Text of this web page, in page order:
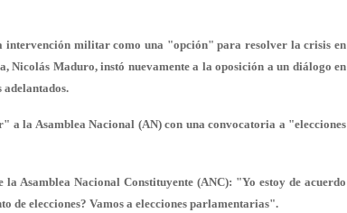
intervención militar como una "opción" para resolver la crisis en
Nicolás Maduro, instó nuevamente a la oposición a un diálogo en
a la Asamblea Nacional (AN) con una convocatoria a "elecciones
Asamblea Nacional Constituyente (ANC): "Yo estoy de acuerdo
de elecciones? Vamos a elecciones parlamentarias".